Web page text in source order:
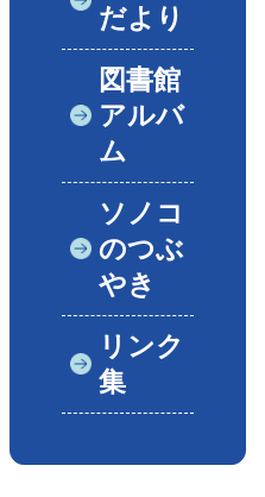
だより
図書館
アルバ
ム
ソノコ
のつぶ
やき
リンク
集